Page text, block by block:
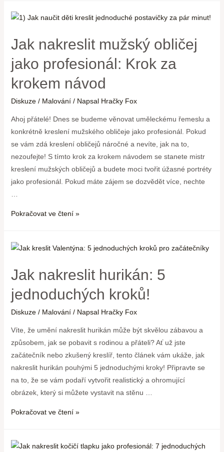
Jak nakreslit mužský obličej
jako profesionál: Krok za
krokem návod
Diskuze / Malování/ Napsal Hračky Fox
Ahoj přátelé! Dnes se budeme věnovat uměleckému řemeslu a
konkrétně kreslení mužského obličeje jako profesionál. Pokud
se vám zdá kreslení obličejů náročné a nevíte, jak na to,
nezoufejte! S tímto krok za krokem návodem se stanete mistr
kreslení mužských obličejů a budete moci tvořit úžasné portréty
jako profesionál. Pokud máte zájem se dozvědět více, nechte
…
Pokračovat ve čtení »
Jak nakreslit hurikán: 5
jednoduchých kroků!
Diskuze / Malování/ Napsal Hračky Fox
Víte, že umění nakreslit hurikán může být skvělou zábavou a
způsobem, jak se pobavit s rodinou a přáteli? Ať už jste
začátečník nebo zkušený kreslíř, tento článek vám ukáže, jak
nakreslit hurikán pouhými 5 jednoduchými kroky! Připravte se
na to, že se vám podaří vytvořit realistický a ohromující
obrázek, který si můžete vystavit na stěnu …
Pokračovat ve čtení »